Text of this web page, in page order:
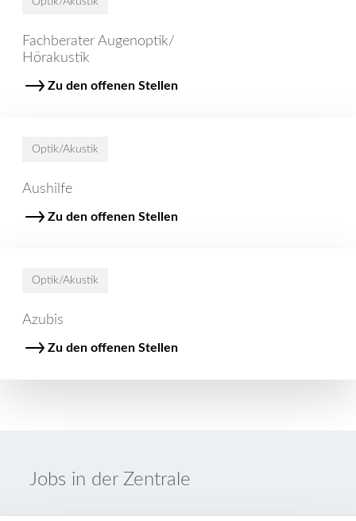
Fachberater Augenoptik/
Hörakustik
Zu den offenen Stellen
Optik/Akustik
Aushilfe
Zu den offenen Stellen
Optik/Akustik
Azubis
Zu den offenen Stellen
Jobs in der Zentrale